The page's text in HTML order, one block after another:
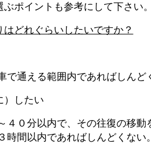
ぶポイントも参考にして下さい
はどれぐらいしたいですか？
で通える範囲内であればしんど
）したい
４０分以内で、その往復の移動
時間以内であればしんどくない